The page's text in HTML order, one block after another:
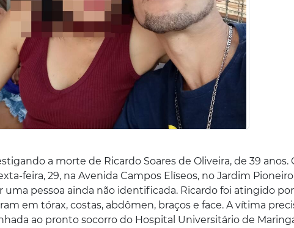
a morte de Ricardo Soares de Oliveira, de 39 anos.
feira, 29, na Avenida Campos Elíseos, no Jardim
pessoa ainda não identificada. Ricardo foi atingido
em tórax, costas, abdômen, braços e face. A vítima
ao pronto socorro do Hospital Universitário de